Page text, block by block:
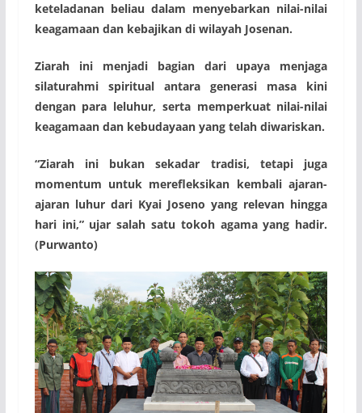
keteladanan beliau dalam menyebarkan nilai-nilai
keagamaan dan kebajikan di wilayah Josenan.
Ziarah ini menjadi bagian dari upaya menjaga
silaturahmi spiritual antara generasi masa kini
dengan para leluhur, serta memperkuat nilai-nilai
keagamaan dan kebudayaan yang telah diwariskan.
“Ziarah ini bukan sekadar tradisi, tetapi juga
momentum untuk merefleksikan kembali ajaran-
ajaran luhur dari Kyai Joseno yang relevan hingga
hari ini,” ujar salah satu tokoh agama yang hadir.
(Purwanto)